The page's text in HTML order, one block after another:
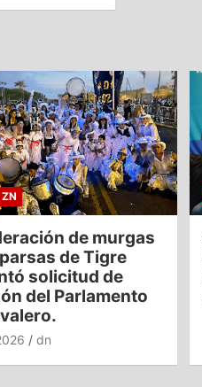
ZN
de murgas
de Tigre
solicitud de
del Parlamento
dn